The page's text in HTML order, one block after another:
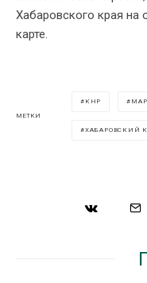
Хабаровского края на
карте.
МЕТКИ
КНР
ХАБАРОВСКИЙ